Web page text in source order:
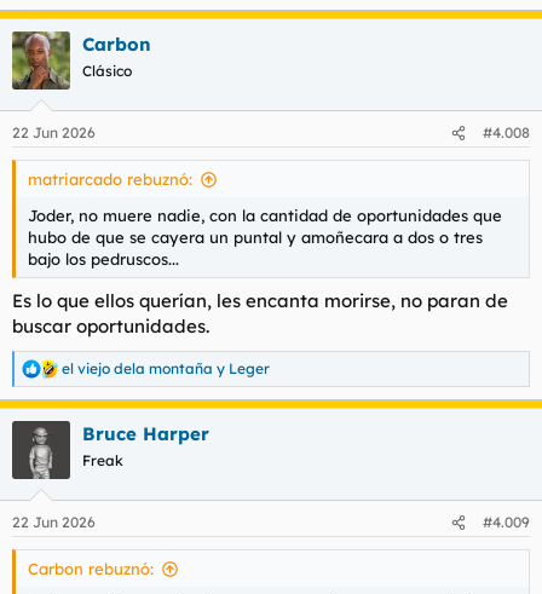
e
a
c
c
i
e
s
Carbon
Clásico
22 Jun 2026 #4.008
matriarcado rebuznó:
Joder, no muere nadie, con la cantidad de oportunidades que
hubo de que se cayera un puntal y amoñecara a dos o tres
bajo los pedruscos...
Es lo que ellos querían, les encanta morirse, no paran de
buscar oportunidades.
R
e
a
e
s
el viejo dela montaña y Leger
Bruce Harper
Freak
22 Jun 2026 #4.009
Carbon rebuznó: